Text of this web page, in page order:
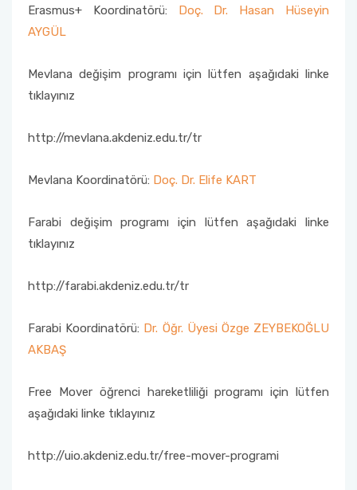
Erasmus+ Koordinatörü: Doç. Dr. Hasan Hüseyin
AYGÜL
Mevlana değişim programı için lütfen aşağıdaki linke
tıklayınız
http://mevlana.akdeniz.edu.tr/tr
Mevlana Koordinatörü: Doç. Dr. Elife KART
Farabi değişim programı için lütfen aşağıdaki linke
tıklayınız
http://farabi.akdeniz.edu.tr/tr
Farabi Koordinatörü: Dr. Öğr. Üyesi Özge ZEYBEKOĞLU
AKBAŞ
Free Mover öğrenci hareketliliği programı için lütfen
aşağıdaki linke tıklayınız
http://uio.akdeniz.edu.tr/free-mover-programi
Ders Katalogları
Ders Programları